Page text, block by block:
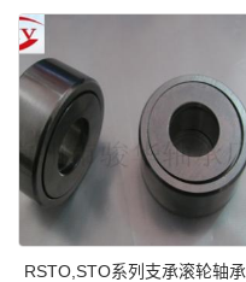
RSTO,STO系列支承滚轮轴承